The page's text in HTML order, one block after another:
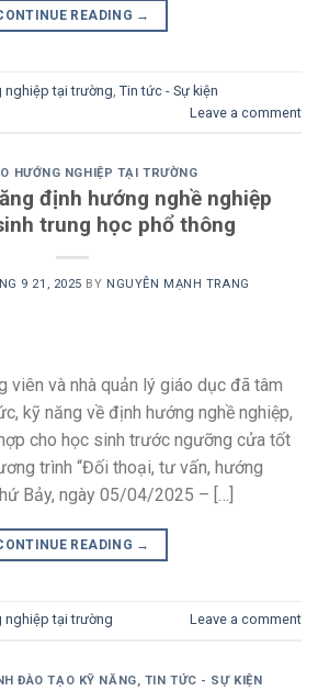
READING →
nghiệp tại trường Tin tức - Sự kiện
Leave a comment
HƯỚNG NGHIỆP TẠI TRƯỜNG
định hướng nghề nghiệp
trung học phổ thông
9 21, 2025 BY NGUYỄN MẠNH TRANG
viên và nhà quản lý giáo dục đã tâm
kỹ năng về định hướng nghề nghiệp,
cho học sinh trước ngưỡng cửa tốt
trình “Đối thoại, tư vấn, hướng
Bảy, ngày 05/04/2025 – […]
READING →
nghiệp tại trường Leave a comment
ĐÀO TẠO KỸ NĂNG, TIN TỨC - SỰ KIỆN